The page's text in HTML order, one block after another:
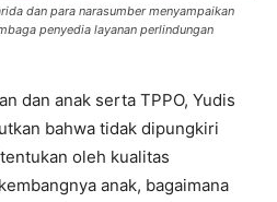
dan para narasumber menyampaikan
penyedia layanan perlindungan
dan anak serta TPPO, Yudis
bahwa tidak dipungkiri
oleh kualitas
anak, bagaimana